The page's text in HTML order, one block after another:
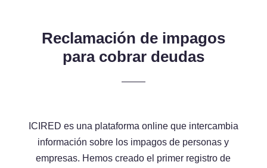
Reclamación de impagos
para cobrar deudas
ICIRED es una plataforma online que intercambia
información sobre los impagos de personas y
empresas. Hemos creado el primer registro de